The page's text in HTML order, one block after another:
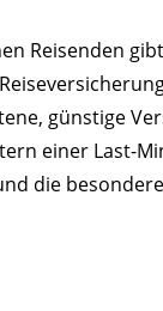
Reisenden
günstige
einer Last-
die